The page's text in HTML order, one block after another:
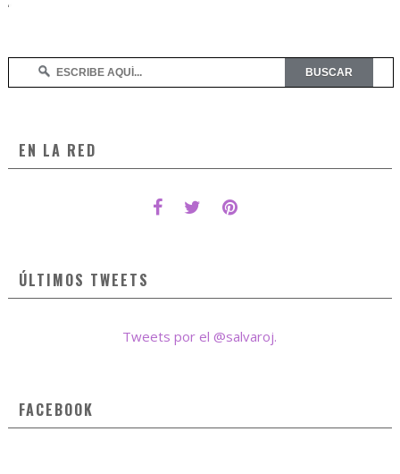
EN LA RED
ÚLTIMOS TWEETS
Tweets por el @salvaroj.
FACEBOOK